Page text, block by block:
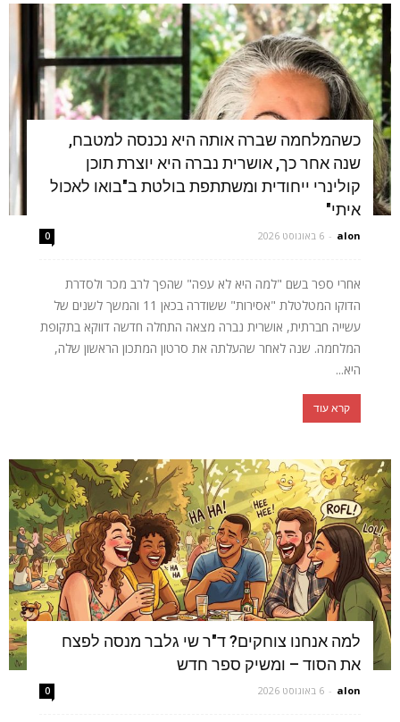
כשהמלחמה שברה אותה היא נכנסה למטבח,
שנה אחר כך, אושרית נברה היא יוצרת תוכן
קולינרי ייחודית ומשתתפת בולטת ב"בואו לאכול
איתי"
alon
- 6 באוגוסט 2026 0
אחרי ספר בשם "למה היא לא עפה" שהפך לרב מכר ולסדרת
הדוקו המטלטלת "אסירות" ששודרה בכאן 11 והמשך לשנים של
עשייה חברתית, אושרית נברה מצאה התחלה חדשה דווקא בתקופת
המלחמה. שנה לאחר שהעלתה את סרטון המתכון הראשון שלה,
היא...
קרא עוד
למה אנחנו צוחקים? ד"ר שי גלבר מנסה לפצח
את הסוד – ומשיק ספר חדש
alon
- 6 באוגוסט 2026 0